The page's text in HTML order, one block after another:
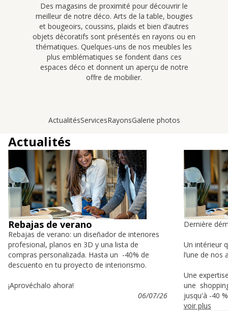
Des magasins de proximité pour découvrir le
meilleur de notre déco. Arts de la table, bougies
et bougeoirs, coussins, plaids et bien d’autres
objets décoratifs sont présentés en rayons ou en
thématiques. Quelques-uns de nos meubles les
plus emblématiques se fondent dans ces
espaces déco et donnent un aperçu de notre
offre de mobilier.
ActualitésServicesRayonsGalerie photos
Actualités
Rebajas de verano
Rebajas de verano: un diseñador de interiores
profesional, planos en 3D y una lista de
compras personalizada. Hasta un -40% de
descuento en tu proyecto de interiorismo.
¡Aprovéchalo ahora!
06/07/26
Dernière
Un intérieur
l’une de nos
Une
une
jusqu'à -40
voir plus